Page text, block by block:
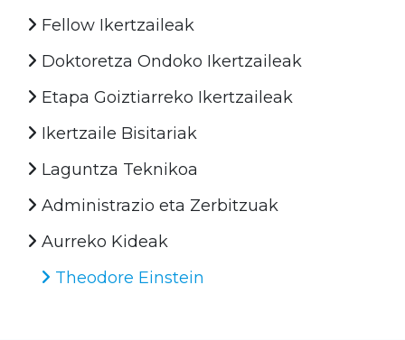
Fellow Ikertzaileak
Doktoretza Ondoko Ikertzaileak
Etapa Goiztiarreko Ikertzaileak
Ikertzaile Bisitariak
Laguntza Teknikoa
Administrazio eta Zerbitzuak
Aurreko Kideak
Theodore Einstein